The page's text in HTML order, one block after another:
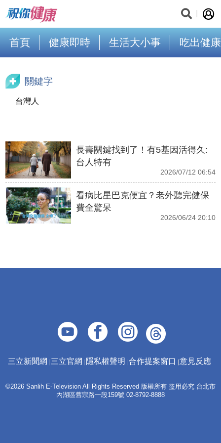
首頁 健康即時 生活大小事 吃出健康
關鍵字
台灣人
長壽關鍵找到了！有5基因活得久:
台人特有
2026/07/12 06:54
看病比星巴克便宜？老外聽完健保
費全驚呆
2026/06/24 20:10
三立新聞網 三立官網 隱私權聲明 合作提案窗口 意見反應
©2026 Sanlih E-Television All Rights Reserved 版權所有 盜用必究 台北市
內湖區舊宗路一段159號 02-8792-8888